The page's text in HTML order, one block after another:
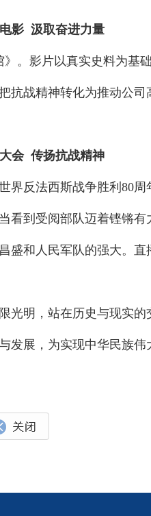
影 汲取奋进力量
影片以真实史料为基
战精神转化为推动公
会 传扬抗战精神
反法西斯战争胜利80周
到受阅部队迈着铿锵
和人民军队的强大。
明，站在历史与现实的
发展，为实现中华民族